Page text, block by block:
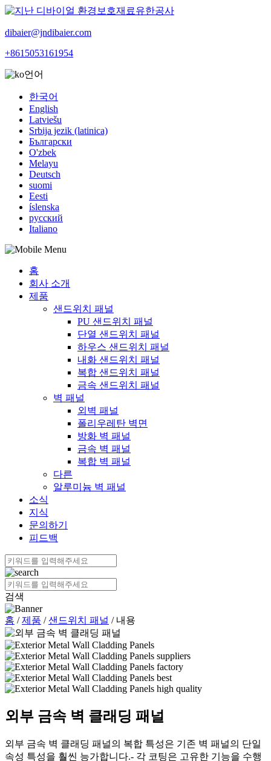
dibaier@jndibaier.com
+8615053161954
언어
한국어
English
Latviešu
Srbija jezik (latinica)
Български
O'zbek
Melayu
Deutsch
suomi
Eesti
íslenska
русский
Italiano
홈
회사 소개
제품
샌드위치 패널
PU 샌드위치 패널
단열 샌드위치 패널
하우스 샌드위치 패널
내화 샌드위치 패널
복합 샌드위치 패널
금속 샌드위치 패널
벽 패널
외벽 패널
폴리우레탄 벽면
방화 벽 패널
금속 벽 패널
복합 벽 패널
다른
알루미늄 벽 패널
소식
지식
문의하기
피드백
검색
홈 /제품 /샌드위치 패널 / 내용
외부 금속 벽 클래딩 패널
외부 금속 벽 클래딩 패널의 복합 특성은 기존 벽 패널의 단일
속성 특성을 훨씬 능가합니다.- 각 코팅은 고유한 기능을 수행